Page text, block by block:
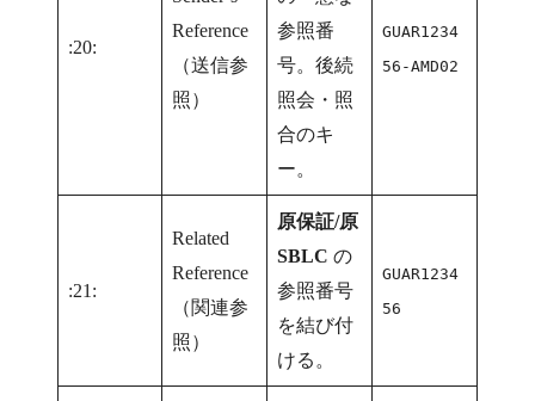
:20:
Reference
（送信参
照）
参照番
号。後続
照会・照
合のキ
ー。
GUAR1234
56-AMD02
:21:
Related
Reference
（関連参
照）
原保証/原
SBLC の
参照番号
を結び付
ける。
GUAR1234
56